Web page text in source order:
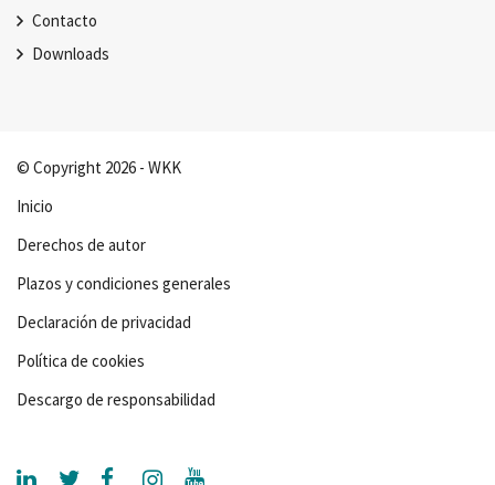
Contacto
Downloads
© Copyright 2026 - WKK
Inicio
Derechos de autor
Plazos y condiciones generales
Declaración de privacidad
Política de cookies
Descargo de responsabilidad